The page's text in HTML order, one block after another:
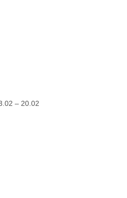
– 20.02